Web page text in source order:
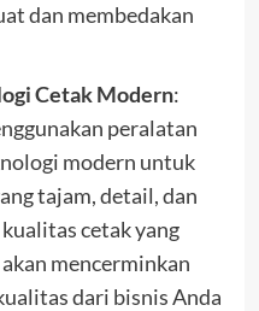
dan membedakan
Cetak Modern:
peralatan
modern untuk
tajam, detail, dan
cetak yang
mencerminkan
dari bisnis Anda